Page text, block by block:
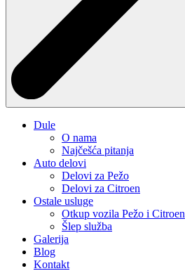
Dule
O nama
Najčešća pitanja
Auto delovi
Delovi za Pežo
Delovi za Citroen
Ostale usluge
Otkup vozila Pežo i Citroen
Šlep služba
Galerija
Blog
Kontakt